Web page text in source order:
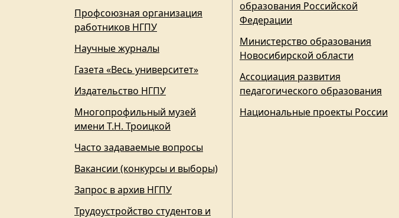
Профсоюзная организация
работников НГПУ
Научные журналы
Газета «Весь университет»
Издательство НГПУ
Многопрофильный музей
имени Т.Н. Троицкой
Часто задаваемые вопросы
Вакансии (конкурсы и выборы)
Запрос в архив НГПУ
Трудоустройство студентов и
образования Российской
Федерации
Министерство образования
Новосибирской области
Ассоциация развития
педагогического образования
Национальные проекты России